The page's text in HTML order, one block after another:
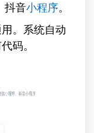
抖音小程序。
。系统自动
码。